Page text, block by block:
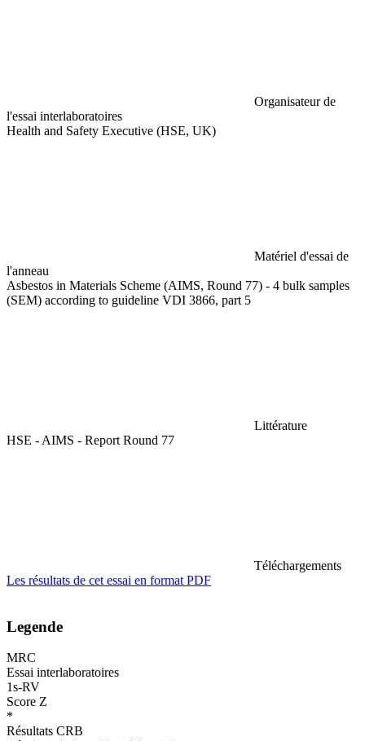
Organisateur de
l'essai interlaboratoires
Health and Safety Executive (HSE, UK)
Matériel d'essai de
l'anneau
Asbestos in Materials Scheme (AIMS, Round 77) - 4 bulk samples
(SEM) according to guideline VDI 3866, part 5
Littérature
HSE - AIMS - Report Round 77
Téléchargements
Les résultats de cet essai en format PDF
Legende
MRC
Essai interlaboratoires
1s-RV
Score Z
*
Résultats CRB